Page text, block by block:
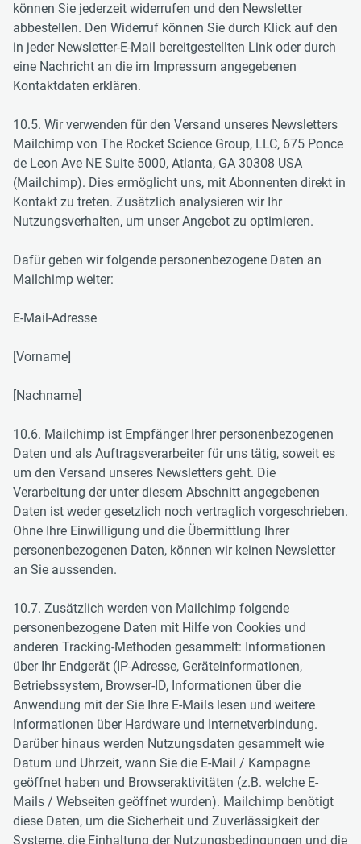
können Sie jederzeit widerrufen und den Newsletter
abbestellen. Den Widerruf können Sie durch Klick auf den
in jeder Newsletter-E-Mail bereitgestellten Link oder durch
eine Nachricht an die im Impressum angegebenen
Kontaktdaten erklären.
10.5. Wir verwenden für den Versand unseres Newsletters
Mailchimp von The Rocket Science Group, LLC, 675 Ponce
de Leon Ave NE Suite 5000, Atlanta, GA 30308 USA
(Mailchimp). Dies ermöglicht uns, mit Abonnenten direkt in
Kontakt zu treten. Zusätzlich analysieren wir Ihr
Nutzungsverhalten, um unser Angebot zu optimieren.
Dafür geben wir folgende personenbezogene Daten an
Mailchimp weiter:
E-Mail-Adresse
[Vorname]
[Nachname]
10.6. Mailchimp ist Empfänger Ihrer personenbezogenen
Daten und als Auftragsverarbeiter für uns tätig, soweit es
um den Versand unseres Newsletters geht. Die
Verarbeitung der unter diesem Abschnitt angegebenen
Daten ist weder gesetzlich noch vertraglich vorgeschrieben.
Ohne Ihre Einwilligung und die Übermittlung Ihrer
personenbezogenen Daten, können wir keinen Newsletter
an Sie aussenden.
10.7. Zusätzlich werden von Mailchimp folgende
personenbezogene Daten mit Hilfe von Cookies und
anderen Tracking-Methoden gesammelt: Informationen
über Ihr Endgerät (IP-Adresse, Geräteinformationen,
Betriebssystem, Browser-ID, Informationen über die
Anwendung mit der Sie Ihre E-Mails lesen und weitere
Informationen über Hardware und Internetverbindung.
Darüber hinaus werden Nutzungsdaten gesammelt wie
Datum und Uhrzeit, wann Sie die E-Mail / Kampagne
geöffnet haben und Browseraktivitäten (z.B. welche E-
Mails / Webseiten geöffnet wurden). Mailchimp benötigt
diese Daten, um die Sicherheit und Zuverlässigkeit der
Systeme, die Einhaltung der Nutzungsbedingungen und die